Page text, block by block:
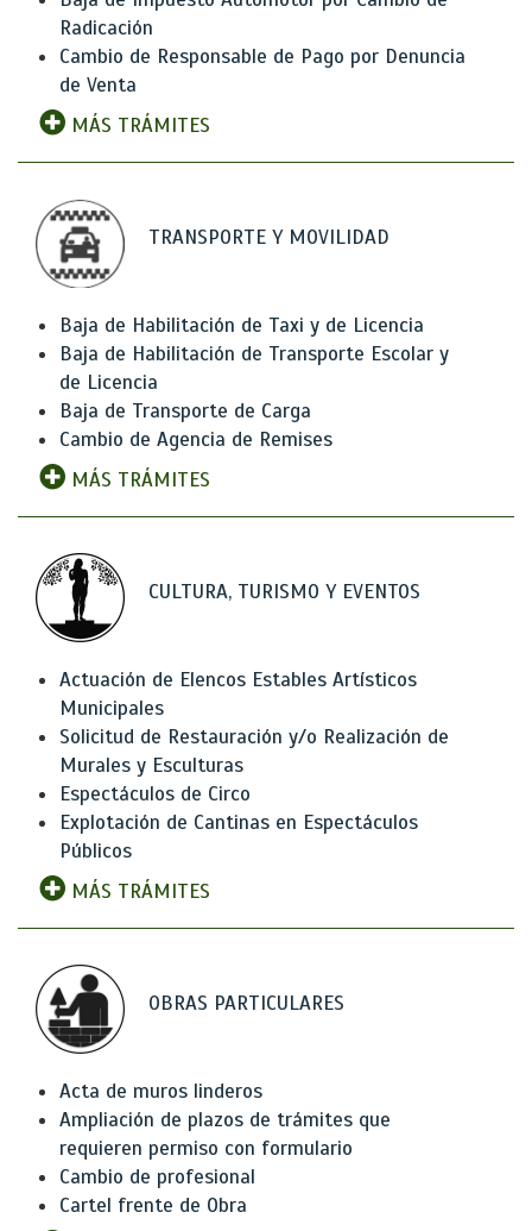
Radicación
Cambio de Responsable de Pago por Denuncia
de Venta
MÁS TRÁMITES
TRANSPORTE Y MOVILIDAD
Baja de Habilitación de Taxi y de Licencia
Baja de Habilitación de Transporte Escolar y
de Licencia
Baja de Transporte de Carga
Cambio de Agencia de Remises
MÁS TRÁMITES
CULTURA, TURISMO Y EVENTOS
Actuación de Elencos Estables Artísticos
Municipales
Solicitud de Restauración y/o Realización de
Murales y Esculturas
Espectáculos de Circo
Explotación de Cantinas en Espectáculos
Públicos
MÁS TRÁMITES
OBRAS PARTICULARES
Acta de muros linderos
Ampliación de plazos de trámites que
requieren permiso con formulario
Cambio de profesional
Cartel frente de Obra